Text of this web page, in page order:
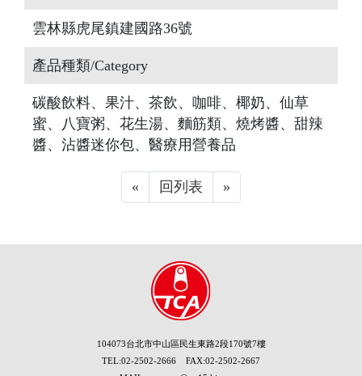
雲林縣虎尾鎮建國路36號
產品種類/Category
碳酸飲料、果汁、茶飲、咖啡、椰奶、仙草
蜜、八寶粥、花生湯、麵筋類、燒烤醬、甜辣
醬、沾醬迷你包、醫療用營養品
« Previous
回列表 »
104073台北市中山區民生東路2段170號7樓
TEL:02-2502-2666 FAX:02-2502-2667